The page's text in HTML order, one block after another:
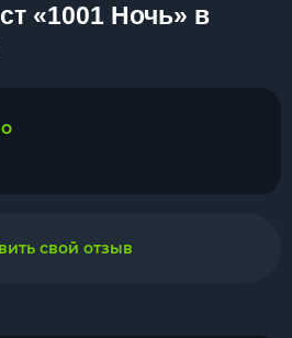
«1001 Ночь» в
свой отзыв